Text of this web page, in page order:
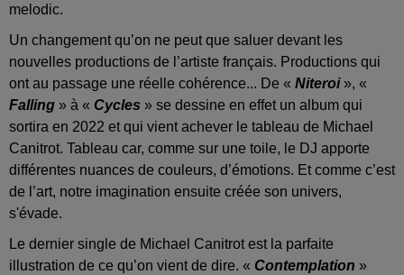
melodic.
Un changement qu’on ne peut que saluer devant les
nouvelles productions de l’artiste français. Productions qui
ont au passage une réelle cohérence... De « Niteroi », «
Falling » à « Cycles » se dessine en effet un album qui
sortira en 2022 et qui vient achever le tableau de Michael
Canitrot. Tableau car, comme sur une toile, le DJ apporte
différentes nuances de couleurs, d’émotions. Et comme c’est
de l’art, notre imagination ensuite créée son univers,
s'évade.
Le dernier single de Michael Canitrot est la parfaite
illustration de ce qu’on vient de dire. « Contemplation »